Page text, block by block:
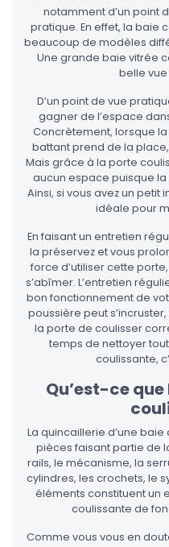
notamment d’un point
pratique. En effet, la baie
beaucoup de modèles
Une grande baie vitrée
belle vue
D’un point de vue
gagner de l’espace
Concrètement, lorsque
battant prend de la place,
Mais grâce à la porte
aucun espace puisque
Ainsi, si vous avez un petit
idéale pour
En faisant un entretien
la préservez et vous
force d’utiliser cette
s’abîmer. L’entretien
bon fonctionnement de
poussière peut
la porte de coulisser
temps de nettoyer
coulissante,
Qu’est-ce
La quincaillerie d’une
pièces faisant partie de
rails, le mécanisme, la
cylindres, les crochets, le
éléments constituent un
coulissante de
Comme vous vous en